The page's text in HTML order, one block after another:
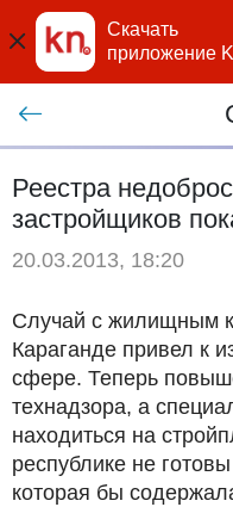
Скачать
приложение
Реестра
застройщиков
20.03.2013, 18:20
Случай с жилищным
Караганде привел к
сфере. Теперь
технадзора, а
находиться на
республике не
которая бы